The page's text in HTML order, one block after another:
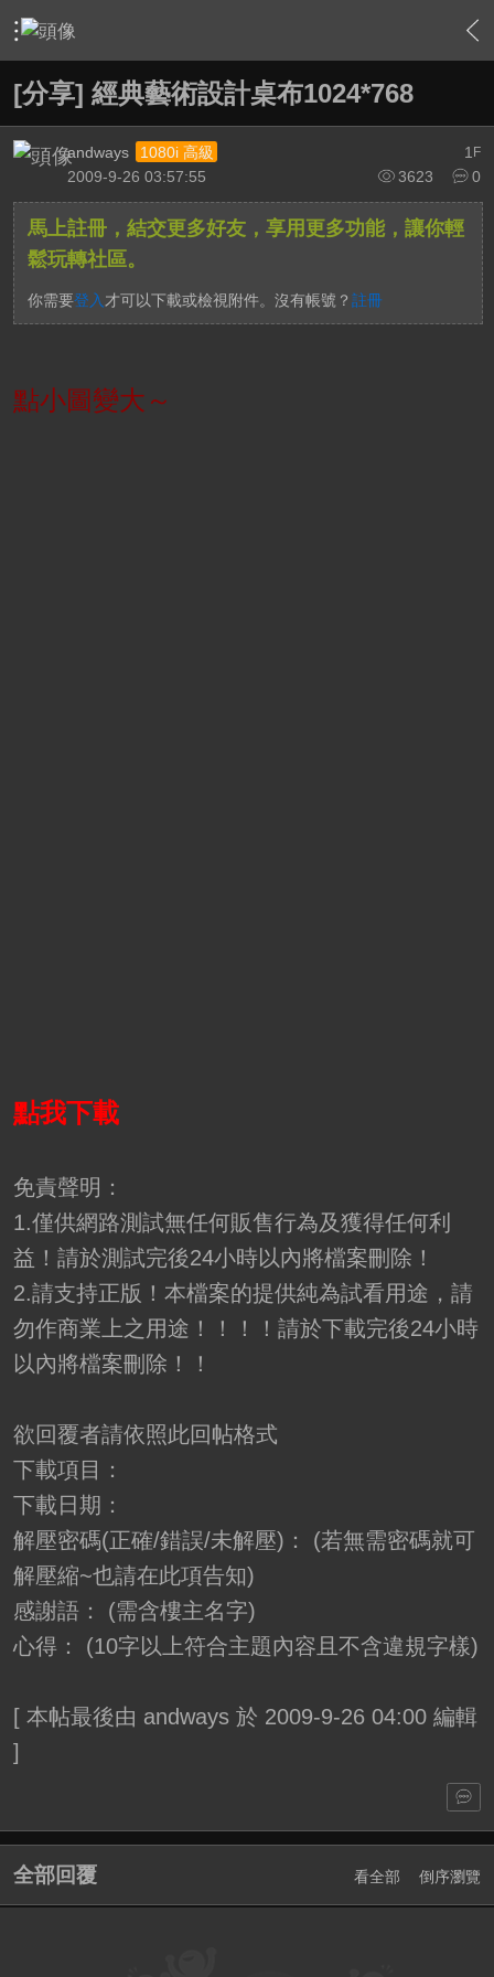
› 軟硬體相關技術 › HTPC 相關軟硬體技術及運用 › 內容
[分享] 經典藝術設計桌布1024*768
1 F
andways
1080i 高級
3623
0
2009-9-26 03:57:55
馬上註冊，結交更多好友，享用更多功能，讓你輕
鬆玩轉社區。
你需要登入 才可以下載或檢視附件。沒有帳號？ 註冊
點小圖變大～
點我下載
免責聲明：
1.僅供網路測試無任何販售行為及獲得任何利
益！請於測試完後24小時以內將檔案刪除！
2.請支持正版！本檔案的提供純為試看用途，請
勿作商業上之用途！！！！請於下載完後24小時
以內將檔案刪除！！
欲回覆者請依照此回帖格式
下載項目：
下載日期：
解壓密碼(正確/錯誤/未解壓)： (若無需密碼就可
解壓縮~也請在此項告知)
感謝語： (需含樓主名字)
心得： (10字以上符合主題內容且不含違規字樣)
[本帖最後由 andways 於 2009-9-26 04:00 編輯
]
全部回覆 看全部 倒序瀏覽